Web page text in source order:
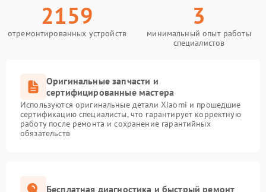
2159
отремонтированных устройств
3
минимальный опыт работы
специалистов
Оригинальные запчасти и
сертифицированные мастера
Используются оригинальные детали Xiaomi и прошедшие
сертификацию специалисты, что гарантирует корректную
работу после ремонта и сохранение гарантийных
обязательств
Бесплатная диагностика и быстрый ремонт